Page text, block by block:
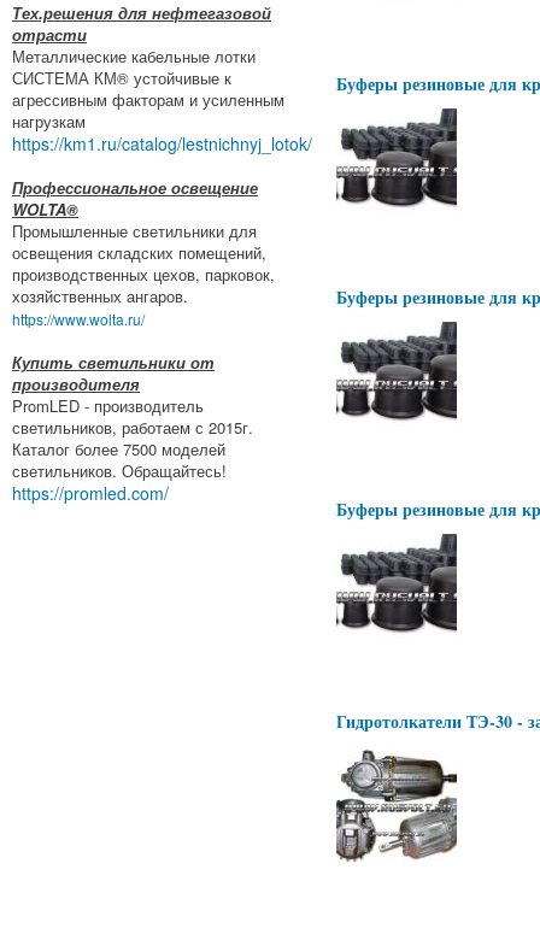
Тех.решения для нефтегазовой
отрасти
Металлические кабельные лотки
СИСТЕМА КМ® устойчивые к
агрессивным факторам и усиленным
нагрузкам
https://km1.ru/catalog/lestnichnyj_lotok/
Профессиональное освещение
WOLTA®
Промышленные светильники для
освещения складских помещений,
производственных цехов, парковок,
хозяйственных ангаров.
https://www.wolta.ru/
Купить светильники от
производителя
PromLED - производитель
светильников, работаем с 2015г.
Каталог более 7500 моделей
светильников. Обращайтесь!
https://promled.com/
Буферы резиновые для
Буферы резиновые для
Буферы резиновые для
Гидротолкатели ТЭ-30 -